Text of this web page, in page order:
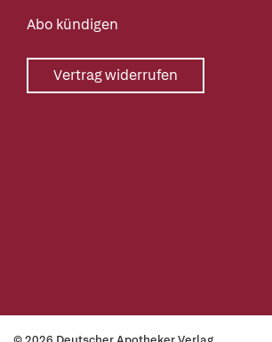
Abo kündigen
Vertrag widerrufen